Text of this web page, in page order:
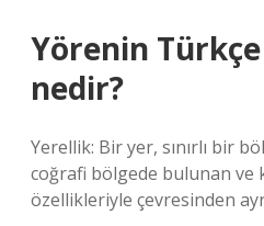
Yörenin
nedir?
Yerellik: Bir yer, sınırlı bir
coğrafi bölgede bulunan ve
özellikleriyle çevresinden